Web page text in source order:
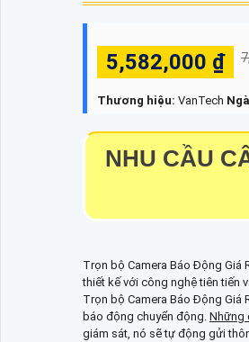
5,582,000 ₫
Thương hiệu: VanTech
NHU CẦU
Trọn bộ Camera Báo Động Giá
thiết kế với công nghệ tiên tiến
Trọn bộ Camera Báo Động Giá
báo động chuyển động. Những
giám sát, nó sẽ tự động gửi